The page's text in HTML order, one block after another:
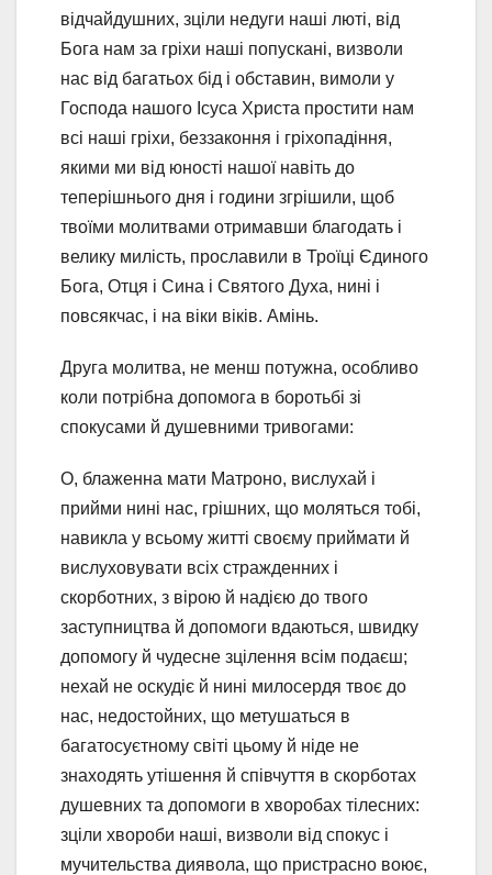
відчайдушних, зціли недуги наші люті, від
Бога нам за гріхи наші попускані, визволи
нас від багатьох бід і обставин, вимоли у
Господа нашого Ісуса Христа простити нам
всі наші гріхи, беззаконня і гріхопадіння,
якими ми від юності нашої навіть до
теперішнього дня і години згрішили, щоб
твоїми молитвами отримавши благодать і
велику милість, прославили в Троїці Єдиного
Бога, Отця і Сина і Святого Духа, нині і
повсякчас, і на віки віків. Амінь.
Друга молитва, не менш потужна, особливо
коли потрібна допомога в боротьбі зі
спокусами й душевними тривогами:
О, блаженна мати Матроно, вислухай і
прийми нині нас, грішних, що моляться тобі,
навикла у всьому житті своєму приймати й
вислуховувати всіх стражденних і
скорботних, з вірою й надією до твого
заступництва й допомоги вдаються, швидку
допомогу й чудесне зцілення всім подаєш;
нехай не оскудіє й нині милосердя твоє до
нас, недостойних, що метушаться в
багатосуєтному світі цьому й ніде не
знаходять утішення й співчуття в скорботах
душевних та допомоги в хворобах тілесних:
зціли хвороби наші, визволи від спокус і
мучительства диявола, що пристрасно воює,